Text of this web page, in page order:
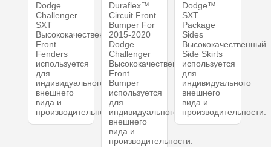
Dodge
Challenger
SXT
Высококачественный
Front
Fenders
используется
для
индивидуального
внешнего
вида и
производительности.
Duraflex™
Circuit Front
Bumper For
2015-2020
Dodge
Challenger
Высококачественный
Front
Bumper
используется
для
индивидуального
внешнего
вида и
производительности.
Dodge™
SXT
Package
Sides
Высококачественный
Side Skirts
используется
для
индивидуального
внешнего
вида и
производительности.